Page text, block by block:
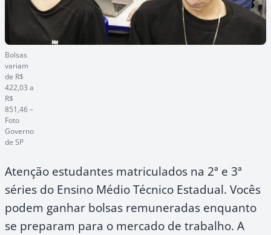
Bolsas
variam
de R$
422,03 a
R$
851,46 –
Foto
Governo
de SP
Atenção estudantes matriculados na 2ª e 3ª
séries do Ensino Médio Técnico Estadual. Vocês
podem ganhar bolsas remuneradas enquanto
se preparam para o mercado de trabalho. A